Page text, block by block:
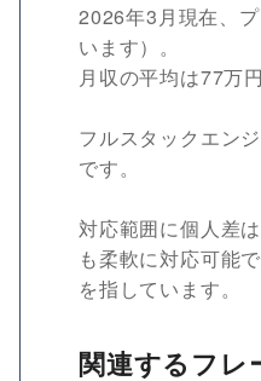
2026年3月現在、
います）。
月収の平均は77万
フルスタックエン
です。
対応範囲に個人差
も柔軟に対応可能
を指しています。
関連するフレ